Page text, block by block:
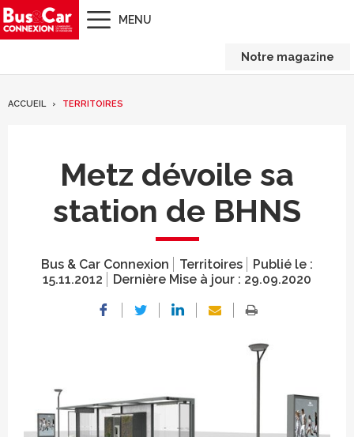
MENU
Notre magazine
ACCUEIL TERRITOIRES
Metz dévoile sa
station de BHNS
Bus & Car Connexion Territoires
Publié le :
15.11.2012
Dernière Mise à jour : 29.09.2020